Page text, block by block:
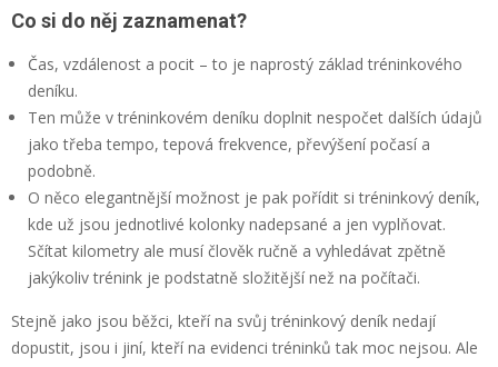
Co si do něj zaznamenat?
Čas, vzdálenost a pocit – to je naprostý základ tréninkového
deníku.
Ten může v tréninkovém deníku doplnit nespočet dalších údajů
jako třeba tempo, tepová frekvence, převýšení počasí a
podobně.
O něco elegantnější možnost je pak pořídit si tréninkový deník,
kde už jsou jednotlivé kolonky nadepsané a jen vyplňovat.
Sčítat kilometry ale musí člověk ručně a vyhledávat zpětně
jakýkoliv trénink je podstatně složitější než na počítači.
Stejně jako jsou běžci, kteří na svůj tréninkový deník nedají
dopustit, jsou i jiní, kteří na evidenci tréninků tak moc nejsou. Ale